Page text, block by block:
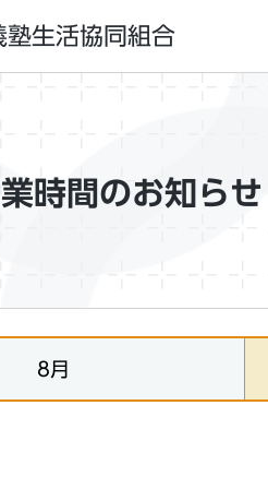
塾生活協同組合
時間のお知らせ
8月